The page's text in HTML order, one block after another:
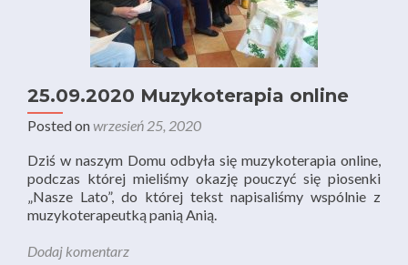
25.09.2020 Muzykoterapia online
Posted onwrzesień 25, 2020
Dziś w naszym Domu odbyła się muzykoterapia online,
podczas której mieliśmy okazję pouczyć się piosenki
„Nasze Lato”, do której tekst napisaliśmy wspólnie z
muzykoterapeutką panią Anią.
Dodaj komentarz